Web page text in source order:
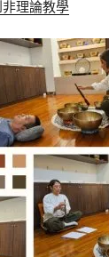
理論教學